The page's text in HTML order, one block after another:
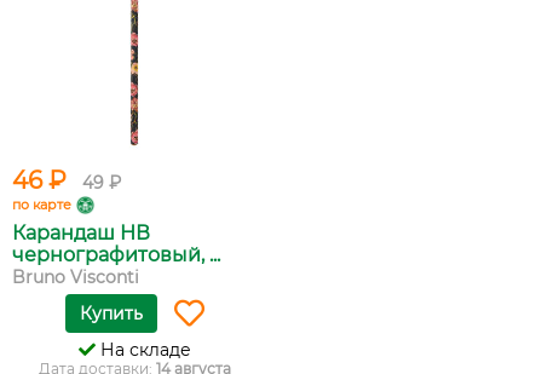
46 ₽ 49 ₽
по карте
Карандаш НВ
чернографитовый, ...
Bruno Visconti
Купить
На складе
Дата доставки: 14 августа